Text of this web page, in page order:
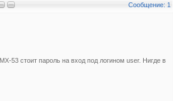
Сообщение: 1
53 стоит пароль на вход под логином user. Нигде в